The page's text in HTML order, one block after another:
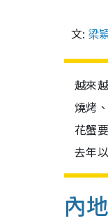
文: 梁
越來
燒烤
花蟹
去年
內